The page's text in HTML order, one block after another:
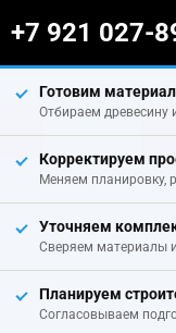
+7 921 027-
Готовим
Отбираем древесину
Корректируем
Меняем планировку,
Уточняем
Сверяем материалы
Планируем
Согласовываем